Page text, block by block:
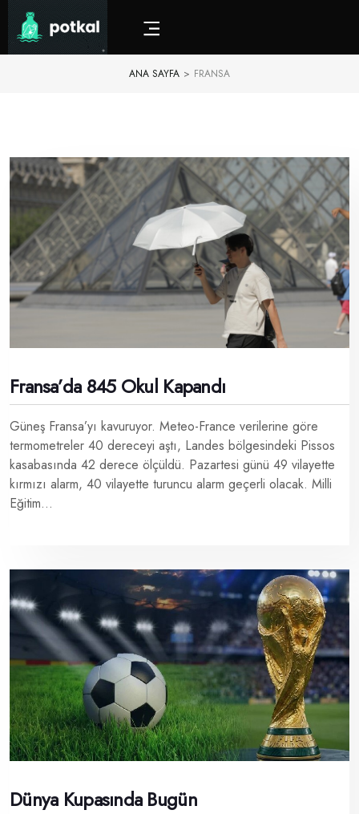
ANA SAYFA > FRANSA
Fransa’da 845 Okul Kapandı
Güneş Fransa’yı kavuruyor. Meteo-France verilerine göre
termometreler 40 dereceyi aştı, Landes bölgesindeki Pissos
kasabasında 42 derece ölçüldü. Pazartesi günü 49 vilayette
kırmızı alarm, 40 vilayette turuncu alarm geçerli olacak. Milli
Eğitim...
Dünya Kupasında Bugün